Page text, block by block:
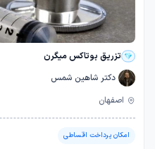
تزریق بوتاکس میگرن
دکتر شاهین شمس
اصفهان
امکان پرداخت اقساطی